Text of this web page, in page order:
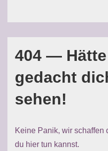
404 —
gedacht
sehen!
Keine Panik, wir schaffen
du hier tun kannst.